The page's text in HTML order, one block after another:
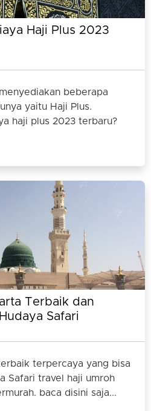
Haji Plus 2023
beberapa
yaitu Haji Plus.
haji plus 2023 terbaru?
Terbaik dan
Safari
terpercaya yang bisa
Safari travel haji umroh
baca disini saja...